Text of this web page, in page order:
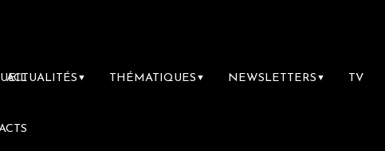
ACTUALITÉS ▼ THÉMATIQUES ▼ NEWSLETTERS ▼ TV